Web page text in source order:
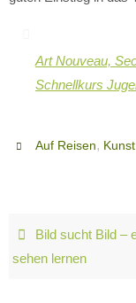
Art Nouveau,
Schnellkurs
Auf Reisen, Kunst
Bild sucht Bild –
sehen lernen